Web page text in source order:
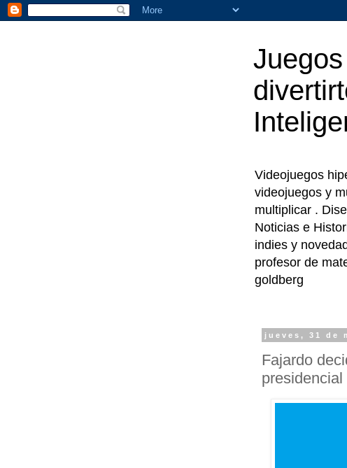
Videojuegos
videojuegos y
multiplicar .
Noticias e
indies y
profesor de
goldberg
jueves, 31 de
Fajardo
presidencial